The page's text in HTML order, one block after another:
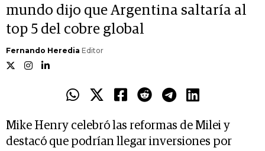
mundo dijo que Argentina saltaría al
top 5 del cobre global
Fernando Heredia Editor
Mike Henry celebró las reformas de Milei y
destacó que podrían llegar inversiones por